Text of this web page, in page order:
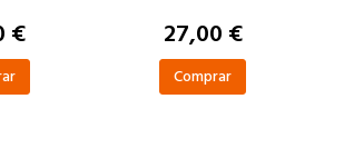
€ 27,00 €
Comprar